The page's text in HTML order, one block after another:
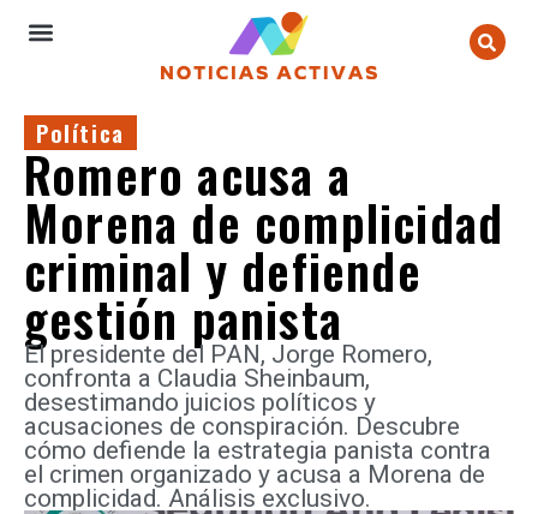
Política
Romero acusa a
Morena de complicidad
criminal y defiende
gestión panista
El presidente del PAN, Jorge Romero,
confronta a Claudia Sheinbaum,
desestimando juicios políticos y
acusaciones de conspiración. Descubre
cómo defiende la estrategia panista contra
el crimen organizado y acusa a Morena de
complicidad. Análisis exclusivo.